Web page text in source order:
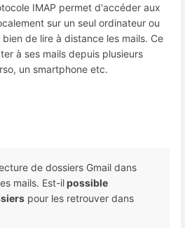
IMAP permet d'accéder aux
sur un seul ordinateur ou
de lire à distance les mails. Ce
à ses mails depuis plusieurs
un smartphone etc.
de dossiers Gmail dans
mails. Est-ilpossible
pour les retrouver dans